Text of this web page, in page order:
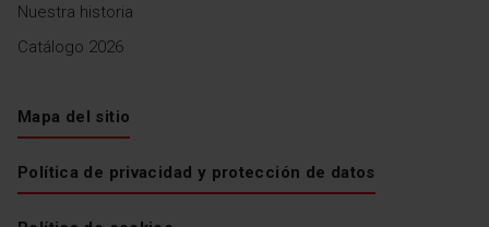
Nuestra historia
Catálogo 2026
Mapa del sitio
Política de privacidad y protección de datos